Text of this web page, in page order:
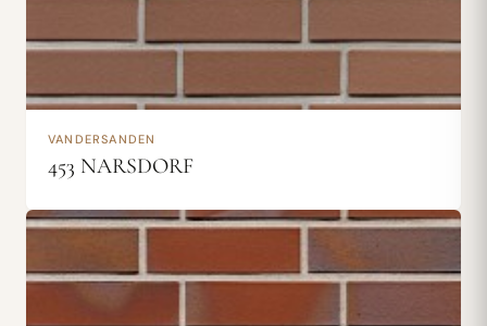
VANDERSANDEN
453 NARSDORF